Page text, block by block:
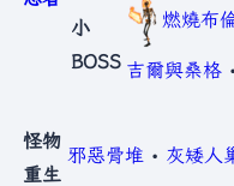
小
BOSS
燃燒布
吉爾與桑格 •
怪物
重生
邪惡骨堆 • 灰矮人